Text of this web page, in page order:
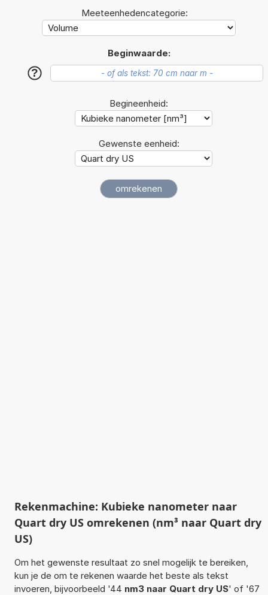
Meeteenhedencategorie:
Beginwaarde:
?
Begineenheid:
Gewenste eenheid:
Rekenmachine: Kubieke nanometer naar
Quart dry US omrekenen (nm³ naar Quart dry
US)
Om het gewenste resultaat zo snel mogelijk te bereiken,
kun je de om te rekenen waarde het beste als tekst
invoeren, bijvoorbeeld '44 nm3 naar Quart dry US' of '67